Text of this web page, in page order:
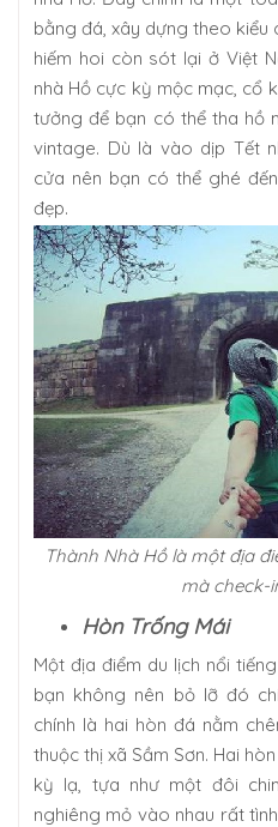
bằng đá, xây dựng theo
hiếm hoi còn sót lại ở Việt
nhà Hồ cực kỳ mộc mạc, cổ
tưởng để bạn có thể tha hồ
vintage. Dù là vào dịp Tết
cửa nên bạn có thể ghé
đẹp.
Thành Nhà Hồ là một địa
mà check-
Hòn Trống Mái
Một địa điểm du lịch nổi
bạn không nên bỏ lỡ đó
chính là hai hòn đá nằm
thuộc thị xã Sầm Sơn. Hai
kỳ lạ, tựa như một đôi
nghiêng mỏ vào nhau rất